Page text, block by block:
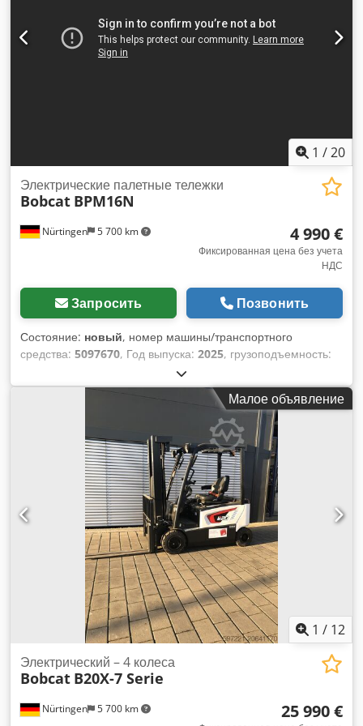
1 /20
Nürtingen 5 700 km
Электрические палетные тележки
Bobcat BPM16N
4 990 €
Фиксированная цена без учета
НДС
Запросить Позвонить
Состояние: новый, номер машины/транспортного
средства: 5097670, Год выпуска: 2025, грузоподъемность:
220 мм
мм, тип топлива:электрический, тип мачты:другое,
, напряжение аккумулятора:
, общий вес: 400 кг, 5097670
Chsdpoytldgsfx Al Iea Серийный номер: OBWN3-0000
Характеристики аккумулятора: 25,6 В, 150 Ач.
Малое объявление
1 / 12
Nürtingen 5 700 km
Электрический – 4 колеса
Bobcat B20X-7 Serie
25 990 €